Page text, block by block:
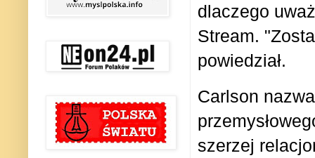
dlaczego
Stream.
powiedział.
Carlson
szerzej